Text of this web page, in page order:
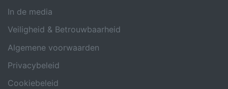
In de media
Veiligheid & Betrouwbaarheid
Algemene voorwaarden
Privacybeleid
Cookiebeleid